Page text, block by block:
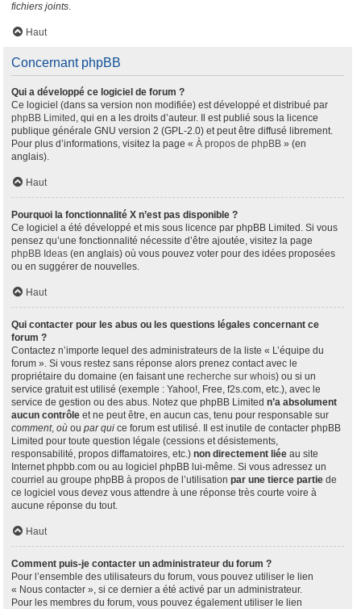
fichiers joints.
Haut
Concernant phpBB
Qui a développé ce logiciel de forum ?
Ce logiciel (dans sa version non modifiée) est développé et distribué par
phpBB Limited , qui en a les droits d’auteur. Il est publié sous la licence
publique générale GNU version 2 (GPL-2.0) et peut être diffusé librement.
Pour plus d’informations, visitez la page « À propos de phpBB » (en
anglais).
Haut
Pourquoi la fonctionnalité X n’est pas disponible ?
Ce logiciel a été développé et mis sous licence par phpBB Limited. Si vous
pensez qu’une fonctionnalité nécessite d’être ajoutée, visitez la page
phpBB Ideas (en anglais) où vous pouvez voter pour des idées proposées
ou en suggérer de nouvelles.
Haut
Qui contacter pour les abus ou les questions légales concernant ce
forum ?
Contactez n’importe lequel des administrateurs de la liste « L’équipe du
forum ». Si vous restez sans réponse alors prenez contact avec le
propriétaire du domaine (en faisant une recherche sur whois) ou si un
service gratuit est utilisé (exemple : Yahoo!, Free, f2s.com, etc.), avec le
service de gestion ou des abus. Notez que phpBB Limited n’a absolument
aucun contrôle et ne peut être, en aucun cas, tenu pour responsable sur
comment, où ou par qui ce forum est utilisé. Il est inutile de contacter phpBB
Limited pour toute question légale (cessions et désistements,
responsabilité, propos diffamatoires, etc.) non directement liée au site
Internet phpbb.com ou au logiciel phpBB lui-même. Si vous adressez un
courriel au groupe phpBB à propos de l’utilisation par une tierce partie de
ce logiciel vous devez vous attendre à une réponse très courte voire à
aucune réponse du tout.
Haut
Comment puis-je contacter un administrateur du forum ?
Pour l’ensemble des utilisateurs du forum, vous pouvez utiliser le lien
« Nous contacter », si ce dernier a été activé par un administrateur.
Pour les membres du forum, vous pouvez également utiliser le lien